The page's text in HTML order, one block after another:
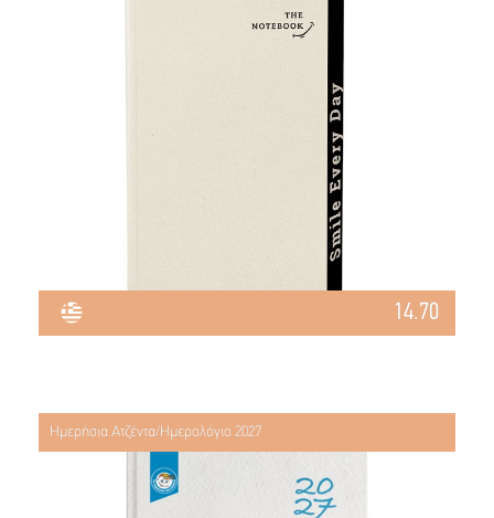
14.70
Ημερήσια Ατζέντα/Ημερολόγιο 2027